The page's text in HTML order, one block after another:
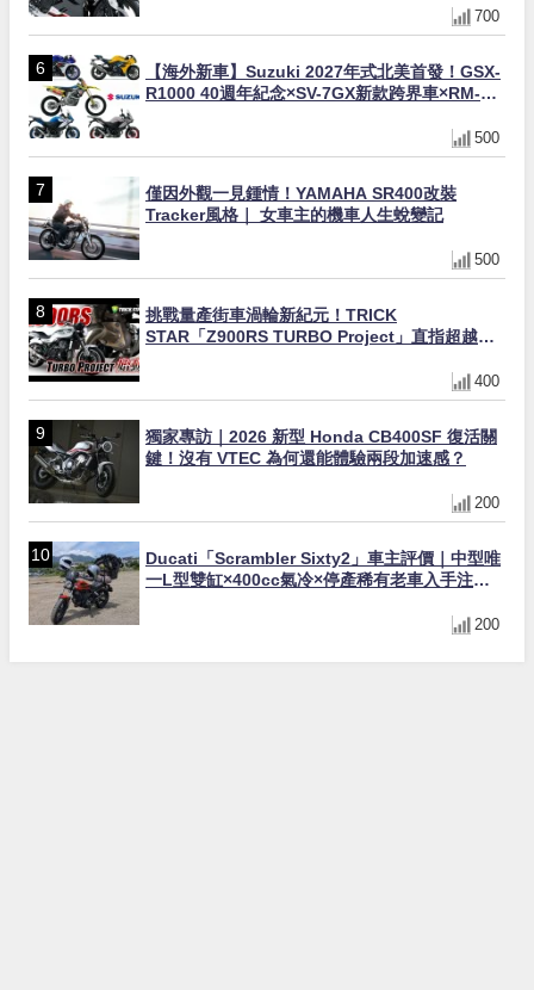
700
【海外新車】Suzuki 2027年式北美首發！GSX-
R1000 40週年紀念×SV-7GX新款跨界車×RM-
500
僅因外觀一見鍾情！YAMAHA SR400改裝
Tracker風格｜ 女車主的機車人生蛻變記
500
挑戰量產街車渦輪新紀元！TRICK
STAR「Z900RS TURBO Project」直指超越
400
獨家專訪｜2026 新型 Honda CB400SF 復活關
鍵！沒有 VTEC 為何還能體驗兩段加速感？
200
Ducati「Scrambler Sixty2」車主評價｜中型唯
一L型雙缸×400cc氣冷×停產稀有老車入手注意
200